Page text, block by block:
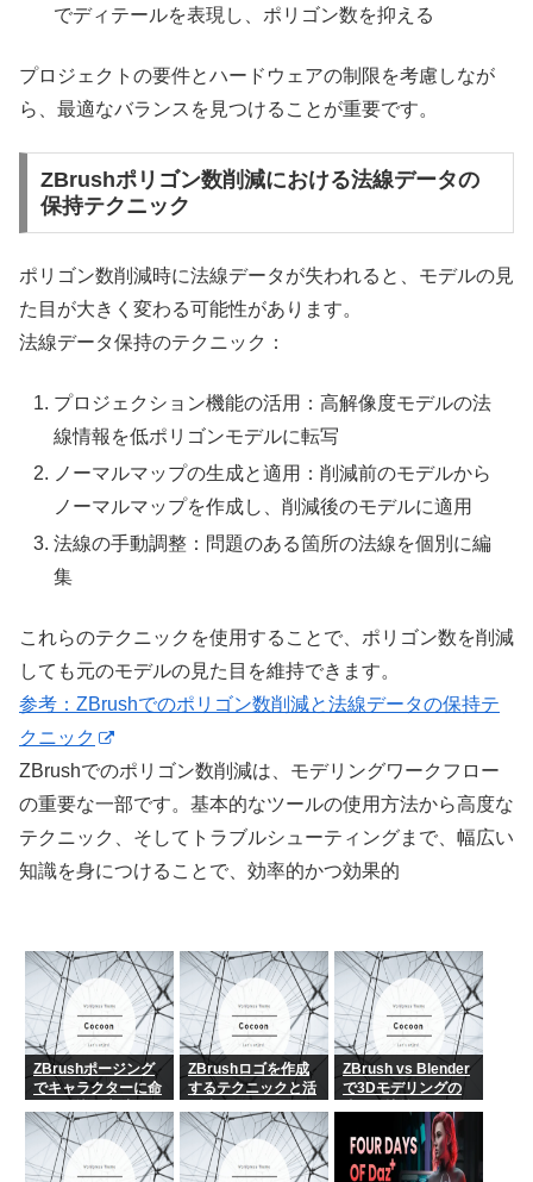
でディテールを表現し、ポリゴン数を抑える
プロジェクトの要件とハードウェアの制限を考慮しなが
ら、最適なバランスを見つけることが重要です。
ZBrushポリゴン数削減における法線データの
保持テクニック
ポリゴン数削減時に法線データが失われると、モデルの見
た目が大きく変わる可能性があります。
法線データ保持のテクニック：
プロジェクション機能の活用：高解像度モデルの法
線情報を低ポリゴンモデルに転写
ノーマルマップの生成と適用：削減前のモデルから
ノーマルマップを作成し、削減後のモデルに適用
法線の手動調整：問題のある箇所の法線を個別に編
集
これらのテクニックを使用することで、ポリゴン数を削減
しても元のモデルの見た目を維持できます。
参考：ZBrushでのポリゴン数削減と法線データの保持テ
クニック
ZBrushでのポリゴン数削減は、モデリングワークフロー
の重要な一部です。基本的なツールの使用方法から高度な
テクニック、そしてトラブルシューティングまで、幅広い
知識を身につけることで、効率的かつ効果的
ZBrushポージング
でキャラクターに命
ZBrushロゴを作成
するテクニックと活
ZBrush vs Blender
で3Dモデリングの